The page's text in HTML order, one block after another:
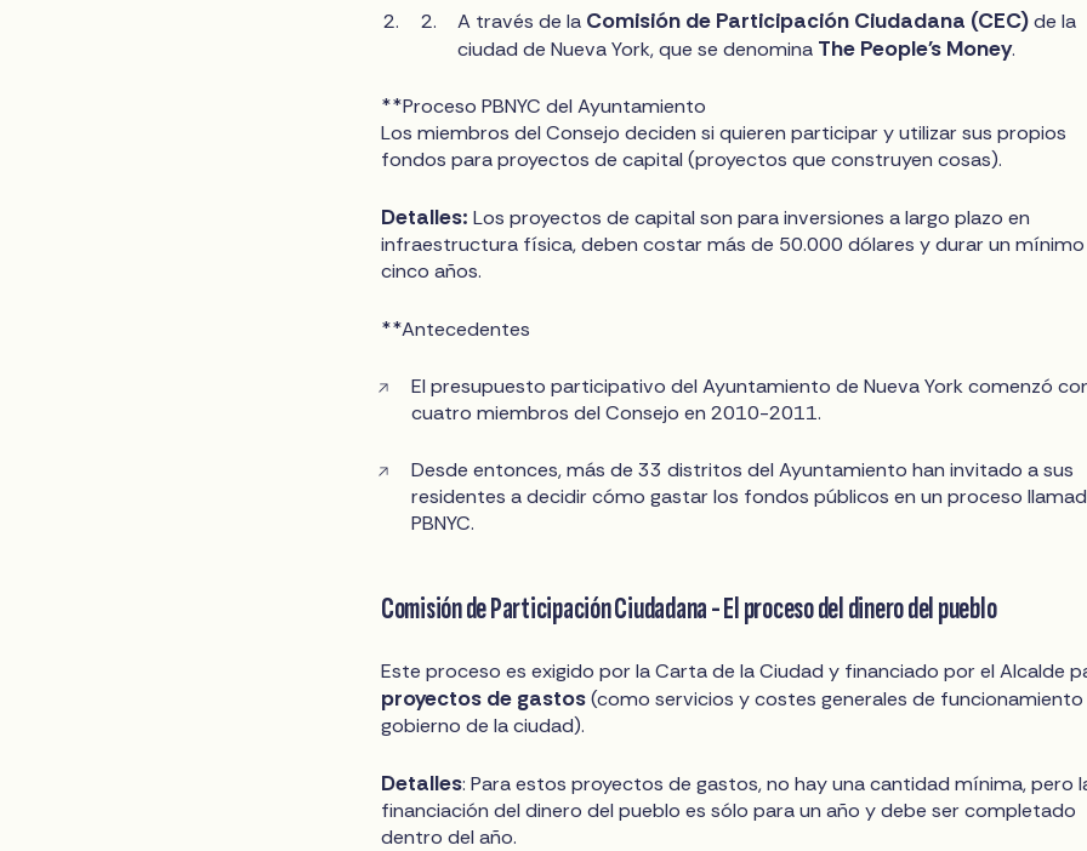
A través de la Comisión de Participación Ciudadana (CEC)de la
ciudad de Nueva York, que se denomina The People's Money.
**Proceso PBNYC del Ayuntamiento
Los miembros del Consejo deciden si quieren participar y utilizar sus propios
fondos para proyectos de capital (proyectos que construyen cosas).
Detalles: Los proyectos de capital son para inversiones a largo plazo en
infraestructura física, deben costar más de 50.000 dólares y durar un
cinco años.
**Antecedentes
El presupuesto participativo del Ayuntamiento de Nueva York comenzó
cuatro miembros del Consejo en 2010-2011.
Desde entonces, más de 33 distritos del Ayuntamiento han invitado a sus
residentes a decidir cómo gastar los fondos públicos en un proceso
PBNYC.
Comisión de Participación Ciudadana - El proceso del dinero del pueblo
Este proceso es exigido por la Carta de la Ciudad y financiado por el Alcalde
proyectos de gastos(como servicios y costes generales de funcionamiento
gobierno de la ciudad).
Detalles: Para estos proyectos de gastos, no hay una cantidad mínima, pero
financiación del dinero del pueblo es sólo para un año y debe ser completado
dentro del año.